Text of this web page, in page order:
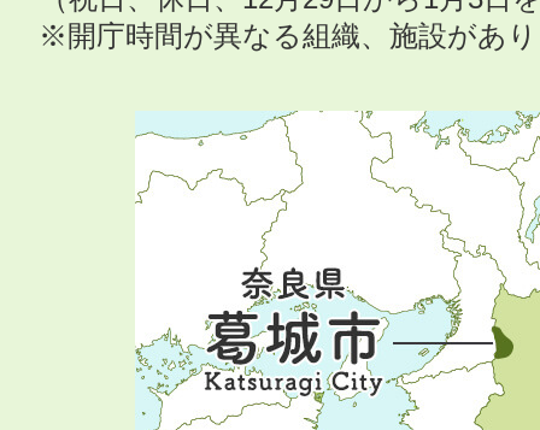
※開庁時間が異なる組織、施設があ